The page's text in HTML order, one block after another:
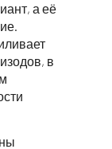
а её
в